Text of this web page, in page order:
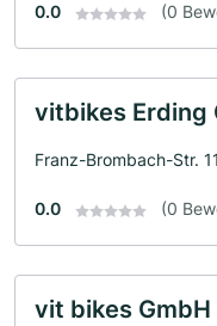
0.0 (0
vitbikes Erding
Franz-Brombach-Str.
0.0 (0
vit bikes GmbH